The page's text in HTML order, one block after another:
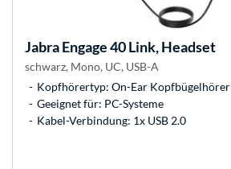
JabraEngage 40 Link, Headset
schwarz, Mono, UC, USB-A
Kopfhörertyp: On-Ear Kopfbügelhörer
Geeignet für: PC-Systeme
Kabel-Verbindung: 1x USB 2.0